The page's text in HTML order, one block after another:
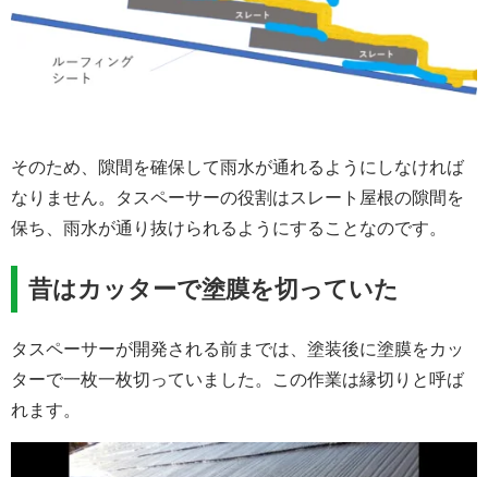
そのため、隙間を確保して雨水が通れるようにしなければ
なりません。タスペーサーの役割はスレート屋根の隙間を
保ち、雨水が通り抜けられるようにすることなのです。
昔はカッターで塗膜を切っていた
タスペーサーが開発される前までは、塗装後に塗膜をカッ
ターで一枚一枚切っていました。この作業は縁切りと呼ば
れます。